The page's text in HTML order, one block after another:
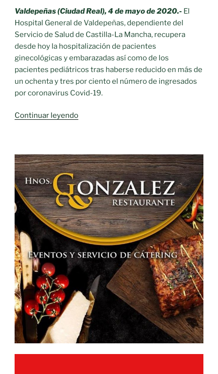
Valdepeñas (Ciudad Real), 4 de mayo de 2020.- El
Hospital General de Valdepeñas, dependiente del
Servicio de Salud de Castilla-La Mancha, recupera
desde hoy la hospitalización de pacientes
ginecológicas y embarazadas así como de los
pacientes pediátricos tras haberse reducido en más de
un ochenta y tres por ciento el número de ingresados
por coronavirus Covid-19.
Continuar leyendo«Hospitalización
infantil»